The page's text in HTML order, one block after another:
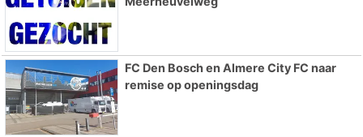
FC Den Bosch en Almere City FC naar
remise op openingsdag